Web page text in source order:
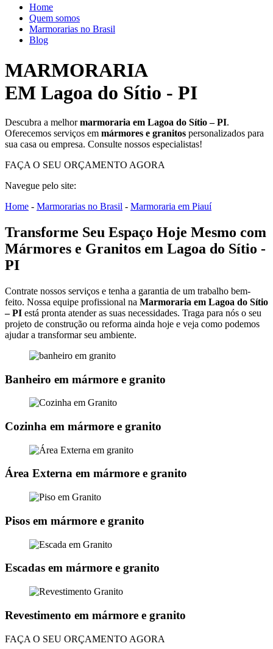
Home
Quem somos
Marmorarias no Brasil
Blog
MARMORARIA
EM Lagoa do Sítio - PI
Descubra a melhormarmoraria em Lagoa do Sítio – PI.
Oferecemos serviços em mármores e granitos personalizados para
sua casa ou empresa. Consulte nossos especialistas!
FAÇA O SEU ORÇAMENTO AGORA
Navegue pelo site:
Home - Marmorarias no Brasil - Marmoraria em Piauí
Transforme Seu Espaço Hoje Mesmo com
Mármores e Granitos em Lagoa do Sítio -
PI
Contrate nossos serviços e tenha a garantia de um trabalho bem-
feito. Nossa equipe profissional na Marmoraria em Lagoa do Sítio
– PI está pronta atender as suas necessidades. Traga para nós o seu
projeto de construção ou reforma ainda hoje e veja como podemos
ajudar a transformar seu ambiente.
Banheiro em mármore e granito
Cozinha em mármore e granito
Área Externa em mármore e granito
Pisos em mármore e granito
Escadas em mármore e granito
Revestimento em mármore e granito
FAÇA O SEU ORÇAMENTO AGORA